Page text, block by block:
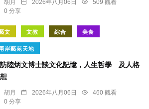
胡月 2026年八月06日
509 觀看
0 分享
文 文教 綜合 美食
岸藝苑天地
陸炳文博士談文化記憶，人生哲學 及人格
胡月 2026年八月06日
460 觀看
0 分享